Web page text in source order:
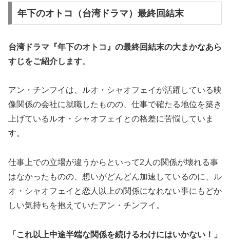
年下のオトコ（台湾ドラマ）最終回結末
台湾ドラマ『年下のオトコ』の最終回結末の大まかなあら
すじをご紹介します。
アン・チンフイは、ルオ・シャオフェイが活躍している映
像関係の会社に就職したものの、仕事で確たる地位を築き
上げているルオ・シャオフェイとの格差に苦悩していま
す。
仕事上での立場が違うからといって2人の関係が壊れる事
はなかったものの、想いがどんどん加速しているのに、ル
オ・シャオフェイと恋人以上の関係になれない事にもどか
しい気持ちを抱えていたアン・チンフイ。
「これ以上中途半端な関係を続けるわけにはいかない！」